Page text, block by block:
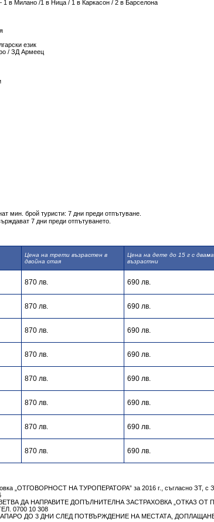
1 в Милано /1 в Ница / 1 в Каркасон / 2 в Барселона
език
/ ЗД Армеец
мин. брой туристи: 7 дни преди отпътуване.
7 дни преди отпътуването.
Цена на трети възрастен в
двойна стая
Цена на дете до 15 г с двама
възрастни
870 лв. 690 лв.
870 лв. 690 лв.
870 лв. 690 лв.
870 лв. 690 лв.
870 лв. 690 лв.
870 лв. 690 лв.
870 лв. 690 лв.
870 лв. 690 лв.
„ОТГОВОРНОСТ НА ТУРОПЕРАТОРА” за 2016 г., съгласно ЗТ, с
ДА НАПРАВИТЕ ДОПЪЛНИТЕЛНА ЗАСТРАХОВКА „ОТКАЗ ОТ
0700 10 308
ДО 3 ДНИ СЛЕД ПОТВЪРЖДЕНИЕ НА МЕСТАТА,